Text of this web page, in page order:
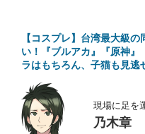
【コスプレ】台湾最大級
い！『ブルアカ』『原神
ラはもちろん、子猫も見逃
現場に足を
乃木章